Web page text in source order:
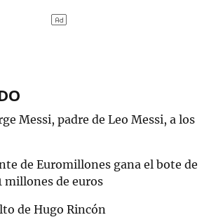
Messi, padre de Leo Messi, a los
de Euromillones gana el bote de
millones de euros
de Hugo Rincón